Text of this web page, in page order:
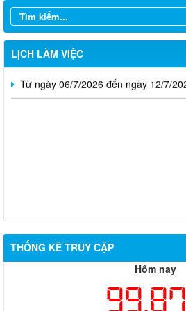
LỊCH LÀM VIỆC
Từ ngày 20/7/2026 đến ngày 26/7/
Từ ngày 13/7/2026 đến ngày 18/7/
Từ ngày 06/7/2026 đến ngày 12/7/
THỐNG KÊ TRUY CẬP
Hôm nay
Thông báo về việc tuyển dụng viên
Thông báo tuyển chọn tổ chức và cá
sách nhà nước đặt hàng thực hiện năm